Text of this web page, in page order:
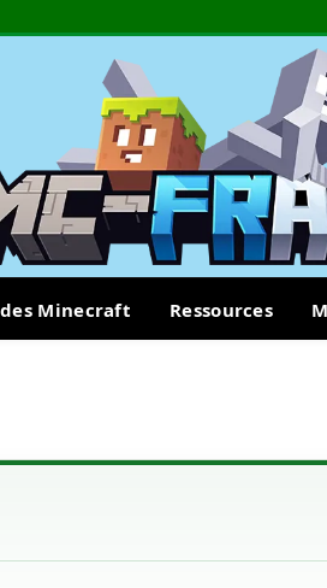
Minecraft Ressources